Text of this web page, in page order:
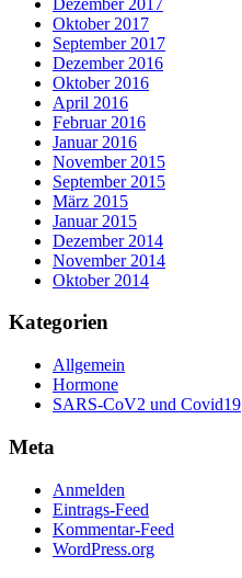
Oktober 2017
September 2017
Dezember 2016
Oktober 2016
April 2016
Februar 2016
Januar 2016
November 2015
September 2015
März 2015
Januar 2015
Dezember 2014
November 2014
Oktober 2014
Kategorien
Allgemein
Hormone
SARS-CoV2 und Covid19
Meta
Anmelden
Eintrags-Feed
Kommentar-Feed
WordPress.org